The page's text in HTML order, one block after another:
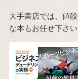
大手書店では、値
な本もお任せ下さい